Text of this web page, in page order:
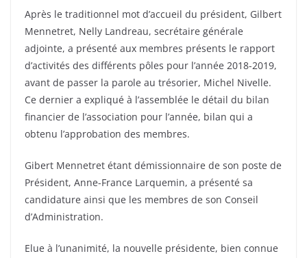
Après le traditionnel mot d’accueil du président, Gilbert
Mennetret, Nelly Landreau, secrétaire générale
adjointe, a présenté aux membres présents le rapport
d’activités des différents pôles pour l’année 2018-2019,
avant de passer la parole au trésorier, Michel Nivelle.
Ce dernier a expliqué à l’assemblée le détail du bilan
financier de l’association pour l’année, bilan qui a
obtenu l’approbation des membres.
Gibert Mennetret étant démissionnaire de son poste de
Président, Anne-France Larquemin, a présenté sa
candidature ainsi que les membres de son Conseil
d’Administration.
Elue à l’unanimité, la nouvelle présidente, bien connue